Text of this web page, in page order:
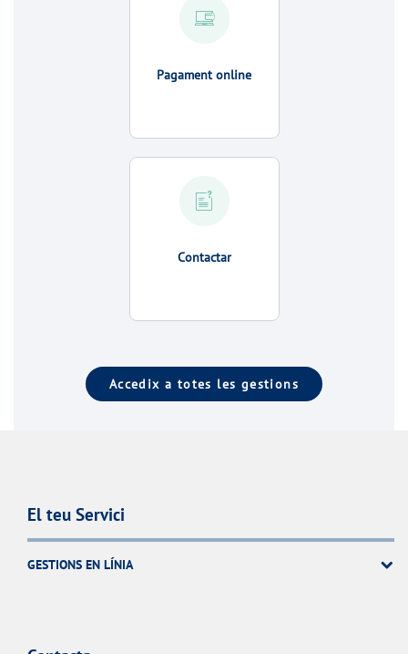
Pagament online
Contactar
Accedix a totes les gestions
El teu Servici
GESTIONS EN LÍNIA